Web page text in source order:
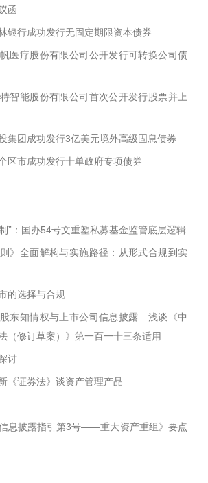
函
银行成功发行无固定期限资本债券
医疗股份有限公司公开发行可转换公司债
智能股份有限公司首次公开发行股票并上
集团成功发行3亿美元境外高级固息债券
区市成功发行十单政府专项债券
”：国办54号文重塑私募基金监管底层逻辑
则》全面解构与实施路径：从形式合规到实
的选择与合规
东知情权与上市公司信息披露—浅谈《中
（修订草案）》第一百一十三条适用
讨
《证券法》谈资产管理产品
息披露指引第3号——重大资产重组》要点